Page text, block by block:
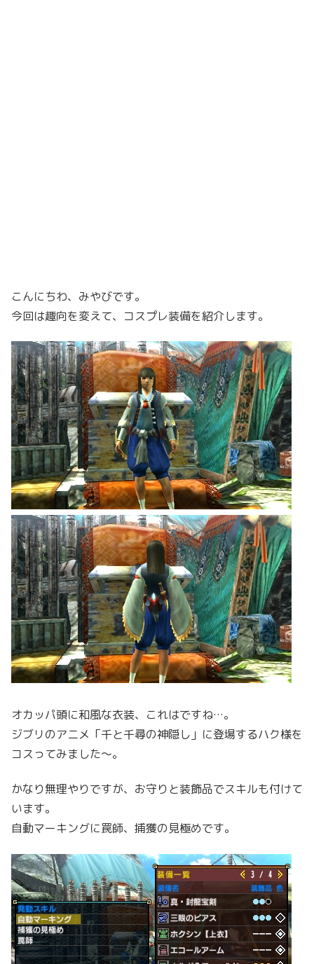
こんにちわ、みやびです。
今回は趣向を変えて、コスプレ装備を紹介します。
オカッパ頭に和風な衣装、これはですね…。
ジブリのアニメ「千と千尋の神隠し」に登場するハク様を
コスってみました〜。
かなり無理やりですが、お守りと装飾品でスキルも付けて
います。
自動マーキングに罠師、捕獲の見極めです。